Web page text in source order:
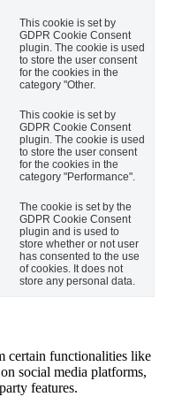
This cookie is set by
GDPR Cookie Consent
plugin. The cookie is used
to store the user consent
for the cookies in the
category "Other.
This cookie is set by
GDPR Cookie Consent
plugin. The cookie is used
to store the user consent
for the cookies in the
category "Performance".
The cookie is set by the
GDPR Cookie Consent
plugin and is used to
store whether or not user
has consented to the use
of cookies. It does not
store any personal data.
certain functionalities like
social media platforms,
features.